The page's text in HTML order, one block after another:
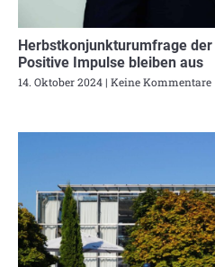
Herbstkonjunkturumfrage
Positive Impulse bleiben aus
14. Oktober 2024 Keine Kommentare